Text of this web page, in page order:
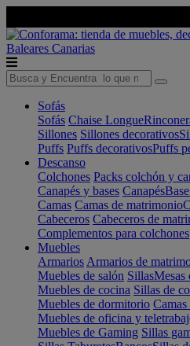
Baleares Canarias
Sofás
Sofás Chaise Longue
Sillones Sillones decorativos
Puffs Puffs decorativosPuffs
Descanso
Colchones Packs colchón y
Canapés y bases Canapés
Camas Camas de matrimonio
Cabeceros Cabeceros de
Complementos para colchones
Muebles
Armarios Armarios de
Muebles de salón SillasMesas
Muebles de cocina Sillas de
Muebles de dormitorio
Muebles de oficina y
Muebles de Gaming Sillas